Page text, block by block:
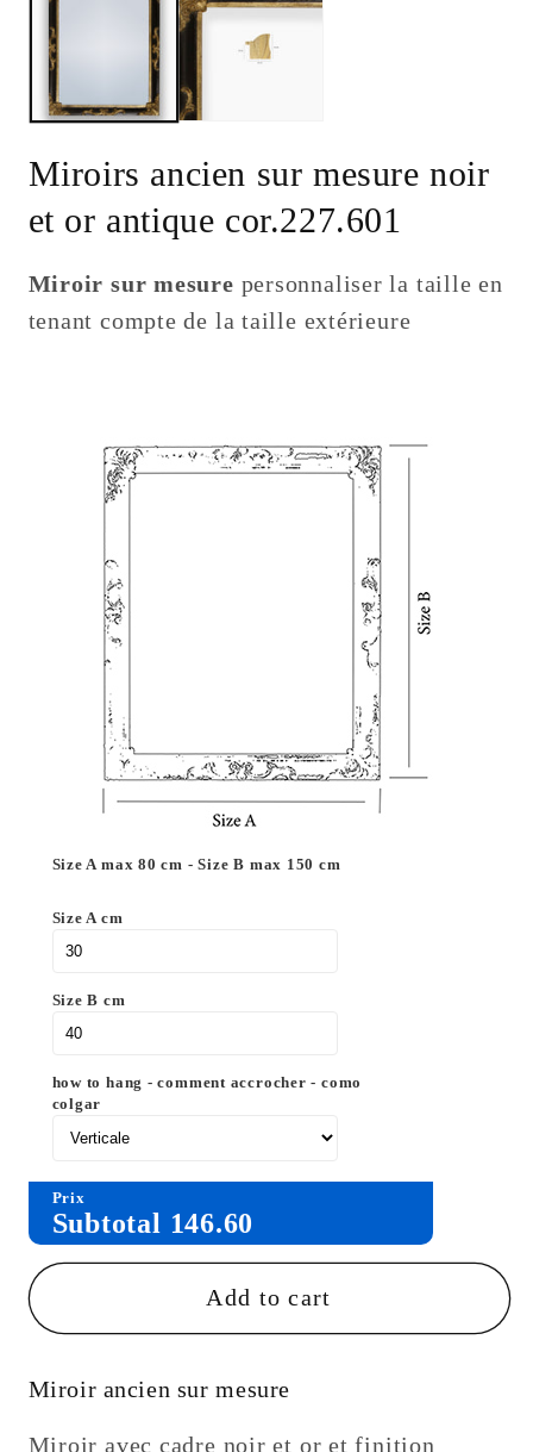
modal
Miroirs ancien sur mesure noir
et or antique cor.227.601
Miroir sur mesure personnaliser la taille en
tenant compte de la taille extérieure
Size A max 80 cm - Size B max 150 cm
Size A cm
Size B cm
how to hang - comment accrocher - como
colgar
Prix
Subtotal 146.60
Add to cart
Miroir ancien sur mesure
Miroir avec cadre noir et or et finition